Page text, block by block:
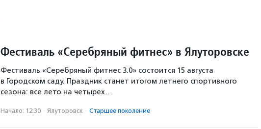
Фестиваль «Серебряный фитнес» в Ялуторовске
Фестиваль «Серебряный фитнес 3.0» состоится 15 августа
в Городском саду. Праздник станет итогом летнего спортивного
сезона: все лето на четырех…
Начало: 12:30 · Ялуторовск · Старшее поколение